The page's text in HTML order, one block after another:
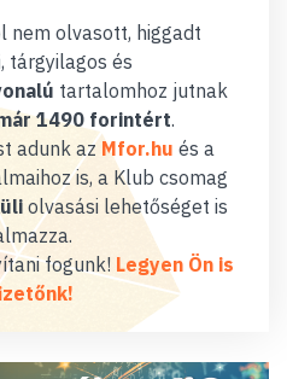
nem olvasott, higgadt
tárgyilagos és
tartalomhoz jutnak
1490 forintért.
adunk az Mfor.hu és a
is, a Klub csomag
olvasási lehetőséget is
fogunk! Legyen Ön is